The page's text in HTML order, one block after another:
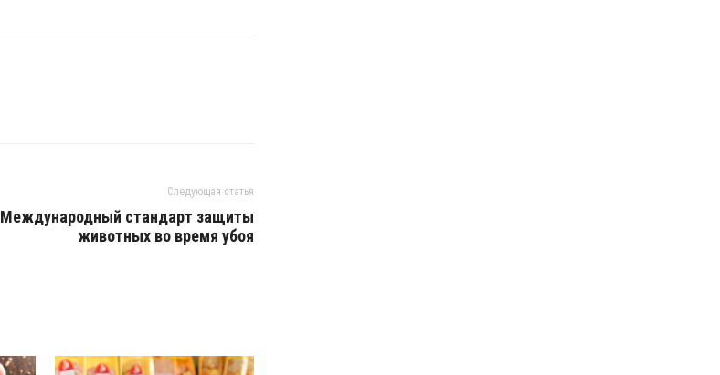
Следующая статья
Международный стандарт защиты
животных во время убоя